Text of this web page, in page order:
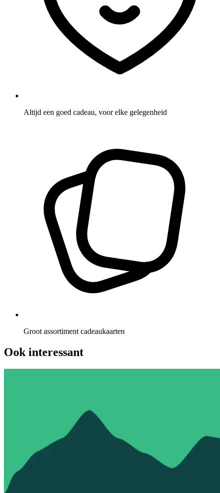
Altijd een goed cadeau, voor elke gelegenheid
Groot assortiment cadeaukaarten
Ook interessant